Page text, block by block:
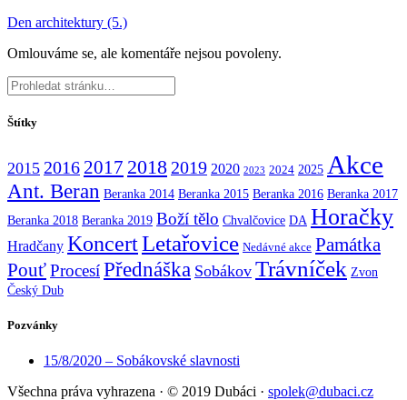
Den architektury (5.)
Omlouváme se, ale komentáře nejsou povoleny.
Štítky
2015 2016 2017 2018 2019 2020 2023 2024 2025 Akce
Ant. Beran Beranka 2014 Beranka 2015 Beranka 2016 Beranka 2017
Beranka 2018 Beranka 2019 Boží tělo Chvalčovice DA Horačky
Hradčany KoncertLetařovice Nedávné akce Památka
PouťProcesíPřednáška Sobákov Trávníček Zvon
Český Dub
Pozvánky
15/8/2020 – Sobákovské slavnosti
Všechna práva vyhrazena · © 2019 Dubáci · spolek@dubaci.cz